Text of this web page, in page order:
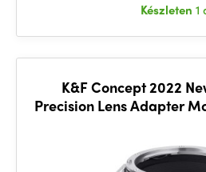
Készleten 1
K&F Concept 2022 New
Precision Lens Adapter